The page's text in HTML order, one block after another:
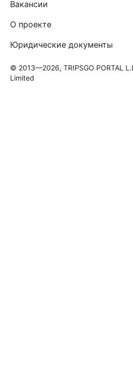
Вакансии
О проекте
Юридические документы
© 2013—2026, TRIPSGO PORTAL
Limited